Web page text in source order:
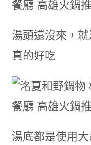
湯頭還沒來，
真的好吃
湯底都是使用